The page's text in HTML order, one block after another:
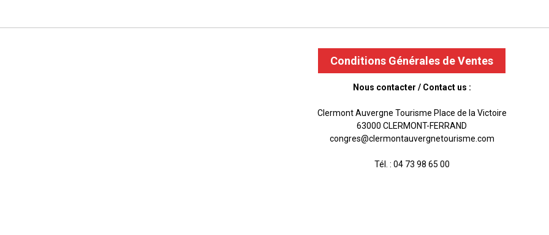
Nous contacter / Contact us :
Clermont Auvergne Tourisme Place de la Victoire
63000 CLERMONT-FERRAND
congres@clermontauvergnetourisme.com
Tél. : 04 73 98 65 00
Conditions Générales de Ventes